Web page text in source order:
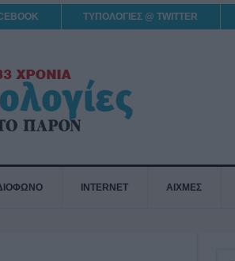
ΤΥΠΟΛΟΓΙΕΣ @ TWITTER
INTERNET ΑΙΧΜΕΣ